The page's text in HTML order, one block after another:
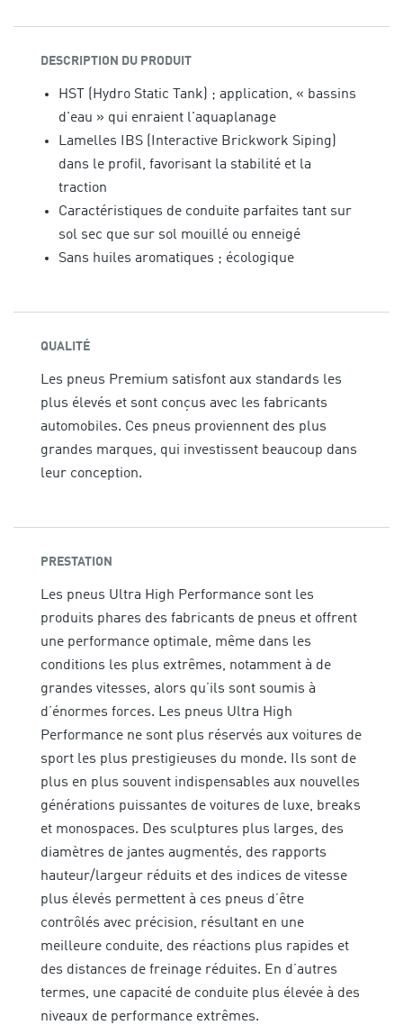
DESCRIPTION DU PRODUIT
HST (Hydro Static Tank) ; application, « bassins
d'eau » qui enraient l'aquaplanage
Lamelles IBS (Interactive Brickwork Siping)
dans le profil, favorisant la stabilité et la
traction
Caractéristiques de conduite parfaites tant sur
sol sec que sur sol mouillé ou enneigé
Sans huiles aromatiques ; écologique
QUALITÉ
Les pneus Premium satisfont aux standards les
plus élevés et sont conçus avec les fabricants
automobiles. Ces pneus proviennent des plus
grandes marques, qui investissent beaucoup dans
leur conception.
PRESTATION
Les pneus Ultra High Performance sont les
produits phares des fabricants de pneus et offrent
une performance optimale, même dans les
conditions les plus extrêmes, notamment à de
grandes vitesses, alors qu’ils sont soumis à
d’énormes forces. Les pneus Ultra High
Performance ne sont plus réservés aux voitures de
sport les plus prestigieuses du monde. Ils sont de
plus en plus souvent indispensables aux nouvelles
générations puissantes de voitures de luxe, breaks
et monospaces. Des sculptures plus larges, des
diamètres de jantes augmentés, des rapports
hauteur/largeur réduits et des indices de vitesse
plus élevés permettent à ces pneus d’être
contrôlés avec précision, résultant en une
meilleure conduite, des réactions plus rapides et
des distances de freinage réduites. En d’autres
termes, une capacité de conduite plus élevée à des
niveaux de performance extrêmes.